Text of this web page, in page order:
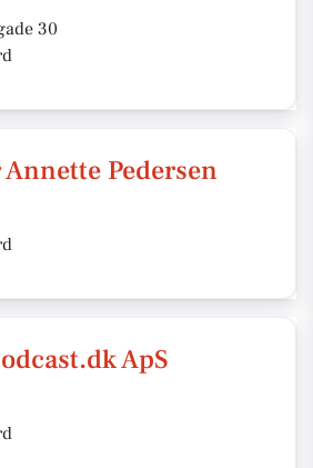
30
Pedersen
ApS